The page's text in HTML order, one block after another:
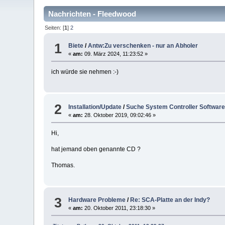
Nachrichten - Fleedwood
Seiten: [1]2
1 Biete /Antw:Zu verschenken - nur an Abholer
«am: 09. März 2024, 11:23:52 »
ich würde sie nehmen :-)
2 Installation/Update /Suche System Controller
«am: 28. Oktober 2019, 09:02:46 »
Hi,
hat jemand oben genannte CD ?
Thomas.
3 Hardware Probleme / Re: SCA-Platte an der Indy?
«am: 20. Oktober 2011, 23:18:30 »